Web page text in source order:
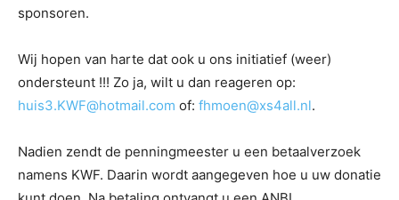
sponsoren.
Wij hopen van harte dat ook u ons initiatief (weer)
ondersteunt !!! Zo ja, wilt u dan reageren op:
huis3.KWF@hotmail.com of: fhmoen@xs4all.nl.
Nadien zendt de penningmeester u een betaalverzoek
namens KWF. Daarin wordt aangegeven hoe u uw donatie